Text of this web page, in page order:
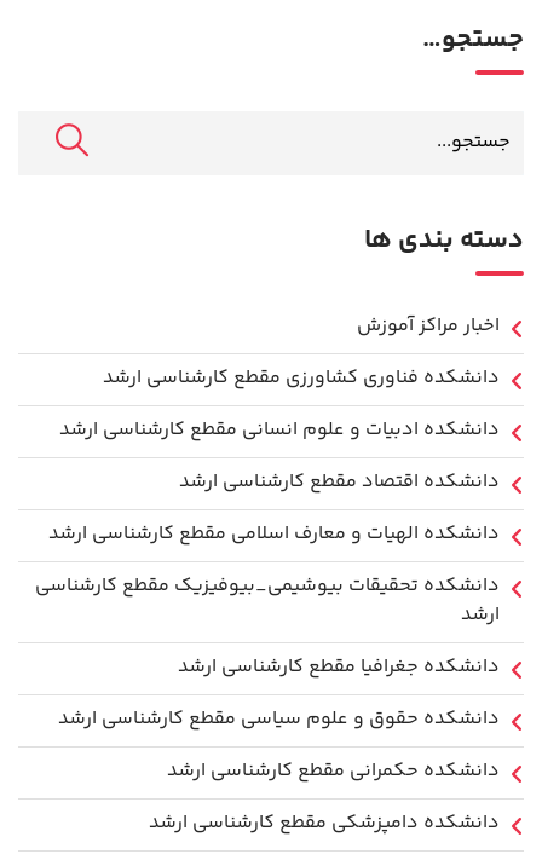
جستجو…
دسته بندی ها
اخبار مراکز آموزش
دانشكده فناوري كشاورزی مقطع کارشناسی ارشد
دانشکده ادبیات و علوم انسانی مقطع کارشناسی ارشد
دانشکده اقتصاد مقطع کارشناسی ارشد
دانشکده الهیات و معارف اسلامی مقطع کارشناسی ارشد
دانشکده تحقیقات بیوشیمی_بیوفیزیک مقطع کارشناسی
ارشد
دانشکده جغرافیا مقطع کارشناسی ارشد
دانشکده حقوق و علوم سیاسی مقطع کارشناسی ارشد
دانشکده حکمرانی مقطع کارشناسی ارشد
دانشکده دامپزشکی مقطع کارشناسی ارشد